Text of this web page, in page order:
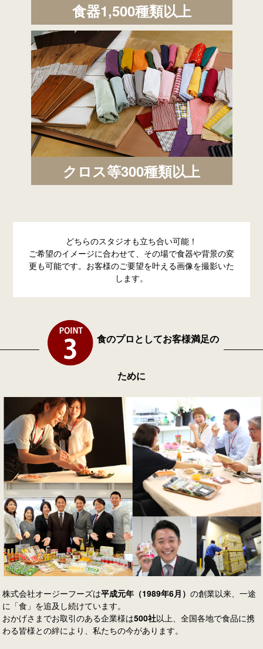
食器1,500種類以上
クロス等300種類以上
どちらのスタジオも立ち合い可能！
ご希望のイメージに合わせて、その場で食器や背景の変
更も可能です。お客様のご要望を叶える画像を撮影いた
します。
食のプロとしてお客様満足の
ために
株式会社オージーフーズは平成元年（1989年6月）の創業以来、一途
に「食」を追及し続けています。
おかげさまでお取引のある企業様は500社以上、全国各地で食品に携
わる皆様との絆により、私たちの今があります。